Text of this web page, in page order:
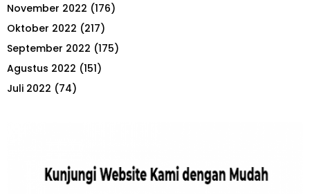
November 2022 (176)
Oktober 2022 (217)
September 2022 (175)
Agustus 2022 (151)
Juli 2022 (74)